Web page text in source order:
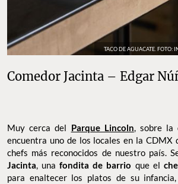
TACO DE AGUACATE. FOTO:
Comedor Jacinta – Edgar
Muy cerca del Parque Lincoln, sobre la
encuentra uno de los locales en la CDMX
chefs más reconocidos de nuestro país.
Jacinta, una fondita de barrio que el
para enaltecer los platos de su